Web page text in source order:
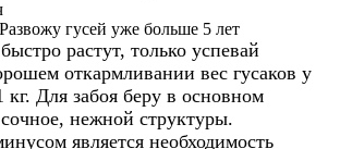
гусей уже больше 5 лет
растут, только успевай
откармливании вес гусаков у
кг. Для забоя беру в основном
нежной структуры.
является необходимость